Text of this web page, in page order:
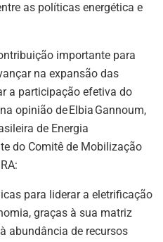
as políticas energética e
importante para
na expansão das
a participação efetiva do
opinião de Elbia Gannoum,
de Energia
do Comitê de Mobilização
para liderar a eletrificação
graças à sua matriz
abundância de recursos